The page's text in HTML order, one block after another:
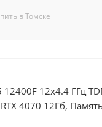
в Томске
12x4.4 ГГц
4070 12Гб,